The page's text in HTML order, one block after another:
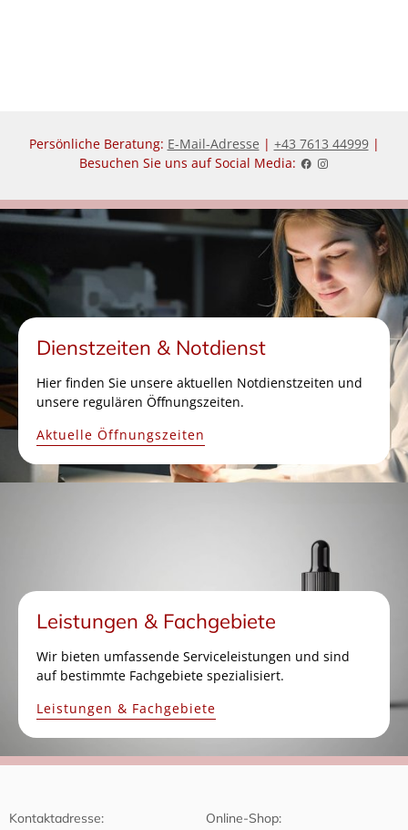
Persönliche Beratung: E-Mail-Adresse | +43 7613 44999|
Besuchen Sie uns auf Social Media:
Dienstzeiten & Notdienst
Hier finden Sie unsere aktuellen Notdienstzeiten und
unsere regulären Öffnungszeiten.
Aktuelle Öffnungszeiten
Leistungen & Fachgebiete
Wir bieten umfassende Serviceleistungen und sind
auf bestimmte Fachgebiete spezialisiert.
Leistungen & Fachgebiete
Kontaktadresse: Online-Shop: